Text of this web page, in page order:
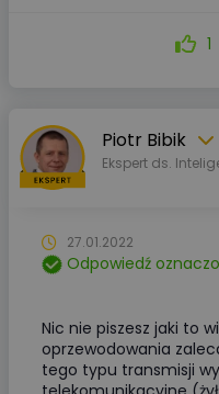
1
Piotr Bibik
Ekspert ds.
27.01.2022
Odpowiedź
Nic nie piszesz jaki to
oprzewodowania
tego typu transmisji